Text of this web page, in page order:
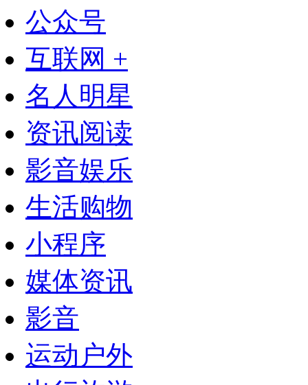
公众号
互联网 +
名人明星
资讯阅读
影音娱乐
生活购物
小程序
媒体资讯
影音
运动户外